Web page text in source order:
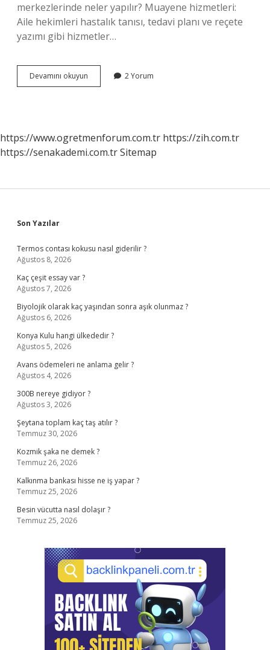
merkezlerinde neler yapılır? Muayene hizmetleri:
Aile hekimleri hastalık tanısı, tedavi planı ve reçete
yazımı gibi hizmetler…
Devamını okuyun
De
2 Yorum
https://www.ogretmenforum.com.tr https://zih.com.tr
https://senakademi.com.trSitemap
Sidebar
Son Yazılar
Termos contası kokusu nasıl giderilir ?
Ağustos 8, 2026
Kaç çeşit essay var ?
Ağustos 7, 2026
Biyolojik olarak kaç yaşından sonra aşık olunmaz ?
Ağustos 6, 2026
Konya Kulu hangi ülkededir ?
Ağustos 5, 2026
Avans ödemeleri ne anlama gelir ?
Ağustos 4, 2026
300B nereye gidiyor ?
Ağustos 3, 2026
Şeytana toplam kaç taş atılır ?
Temmuz 30, 2026
Kozmik şaka ne demek ?
Temmuz 26, 2026
Kalkınma bankası hisse ne iş yapar ?
Temmuz 25, 2026
Besin vücutta nasıl dolaşır ?
Temmuz 25, 2026